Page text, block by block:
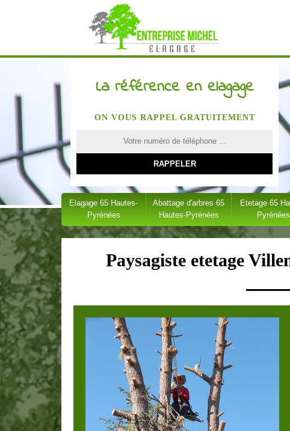
La référence en elagage
ON VOUS RAPPEL GRATUITEMENT
Elagage 65 Hautes-
Pyrénées
Abattage d'arbres 65
Hautes-Pyrénées
Etetage 65
Pyrénées
Paysagiste etetage